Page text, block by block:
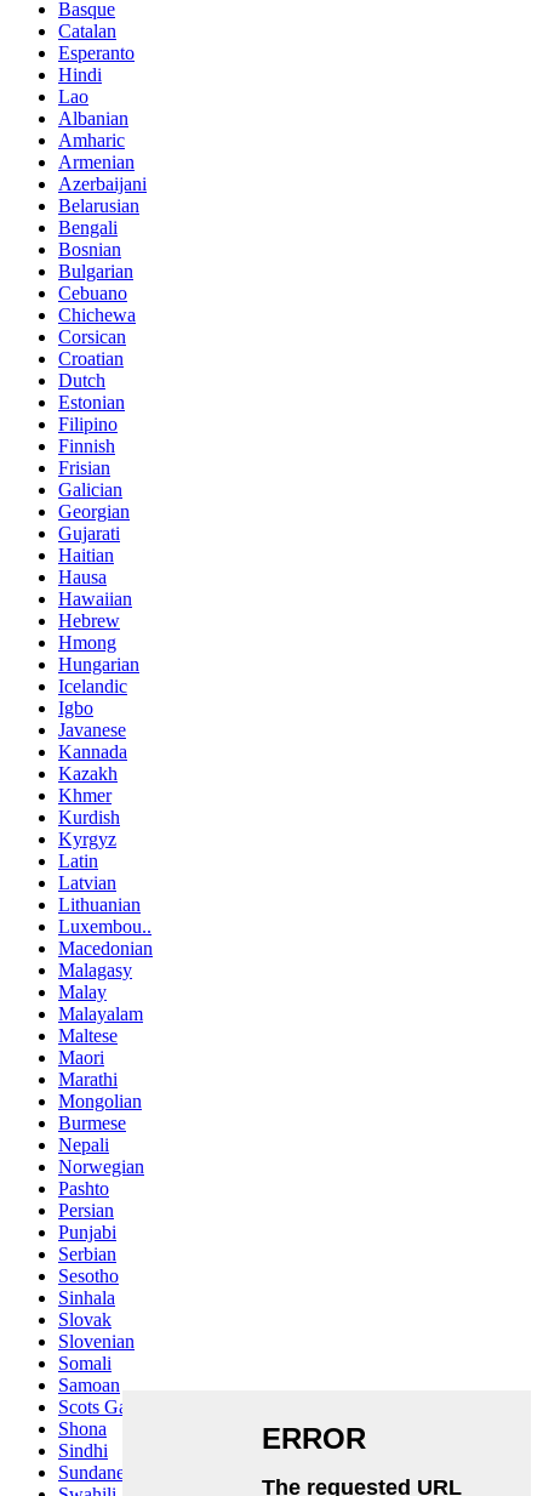
Basque
Catalan
Esperanto
Hindi
Lao
Albanian
Amharic
Armenian
Azerbaijani
Belarusian
Bengali
Bosnian
Bulgarian
Cebuano
Chichewa
Corsican
Croatian
Dutch
Estonian
Filipino
Finnish
Frisian
Galician
Georgian
Gujarati
Haitian
Hausa
Hawaiian
Hebrew
Hmong
Hungarian
Icelandic
Igbo
Javanese
Kannada
Kazakh
Khmer
Kurdish
Kyrgyz
Latin
Latvian
Lithuanian
Luxembou..
Macedonian
Malagasy
Malay
Malayalam
Maltese
Maori
Marathi
Mongolian
Burmese
Nepali
Norwegian
Pashto
Persian
Punjabi
Serbian
Sesotho
Sinhala
Slovak
Slovenian
Somali
Samoan
Scots Gaelic
Shona
Sindhi
Sundanese